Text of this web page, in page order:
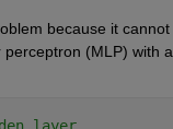
because it
(MLP) with